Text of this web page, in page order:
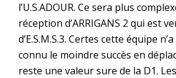
l’U.S.ADOUR. Ce sera plus
réception d’ARRIGANS 2 qui est
d’E.S.M.S.3. Certes cette équipe
connu le moindre succès en
reste une valeur sure de la D1.